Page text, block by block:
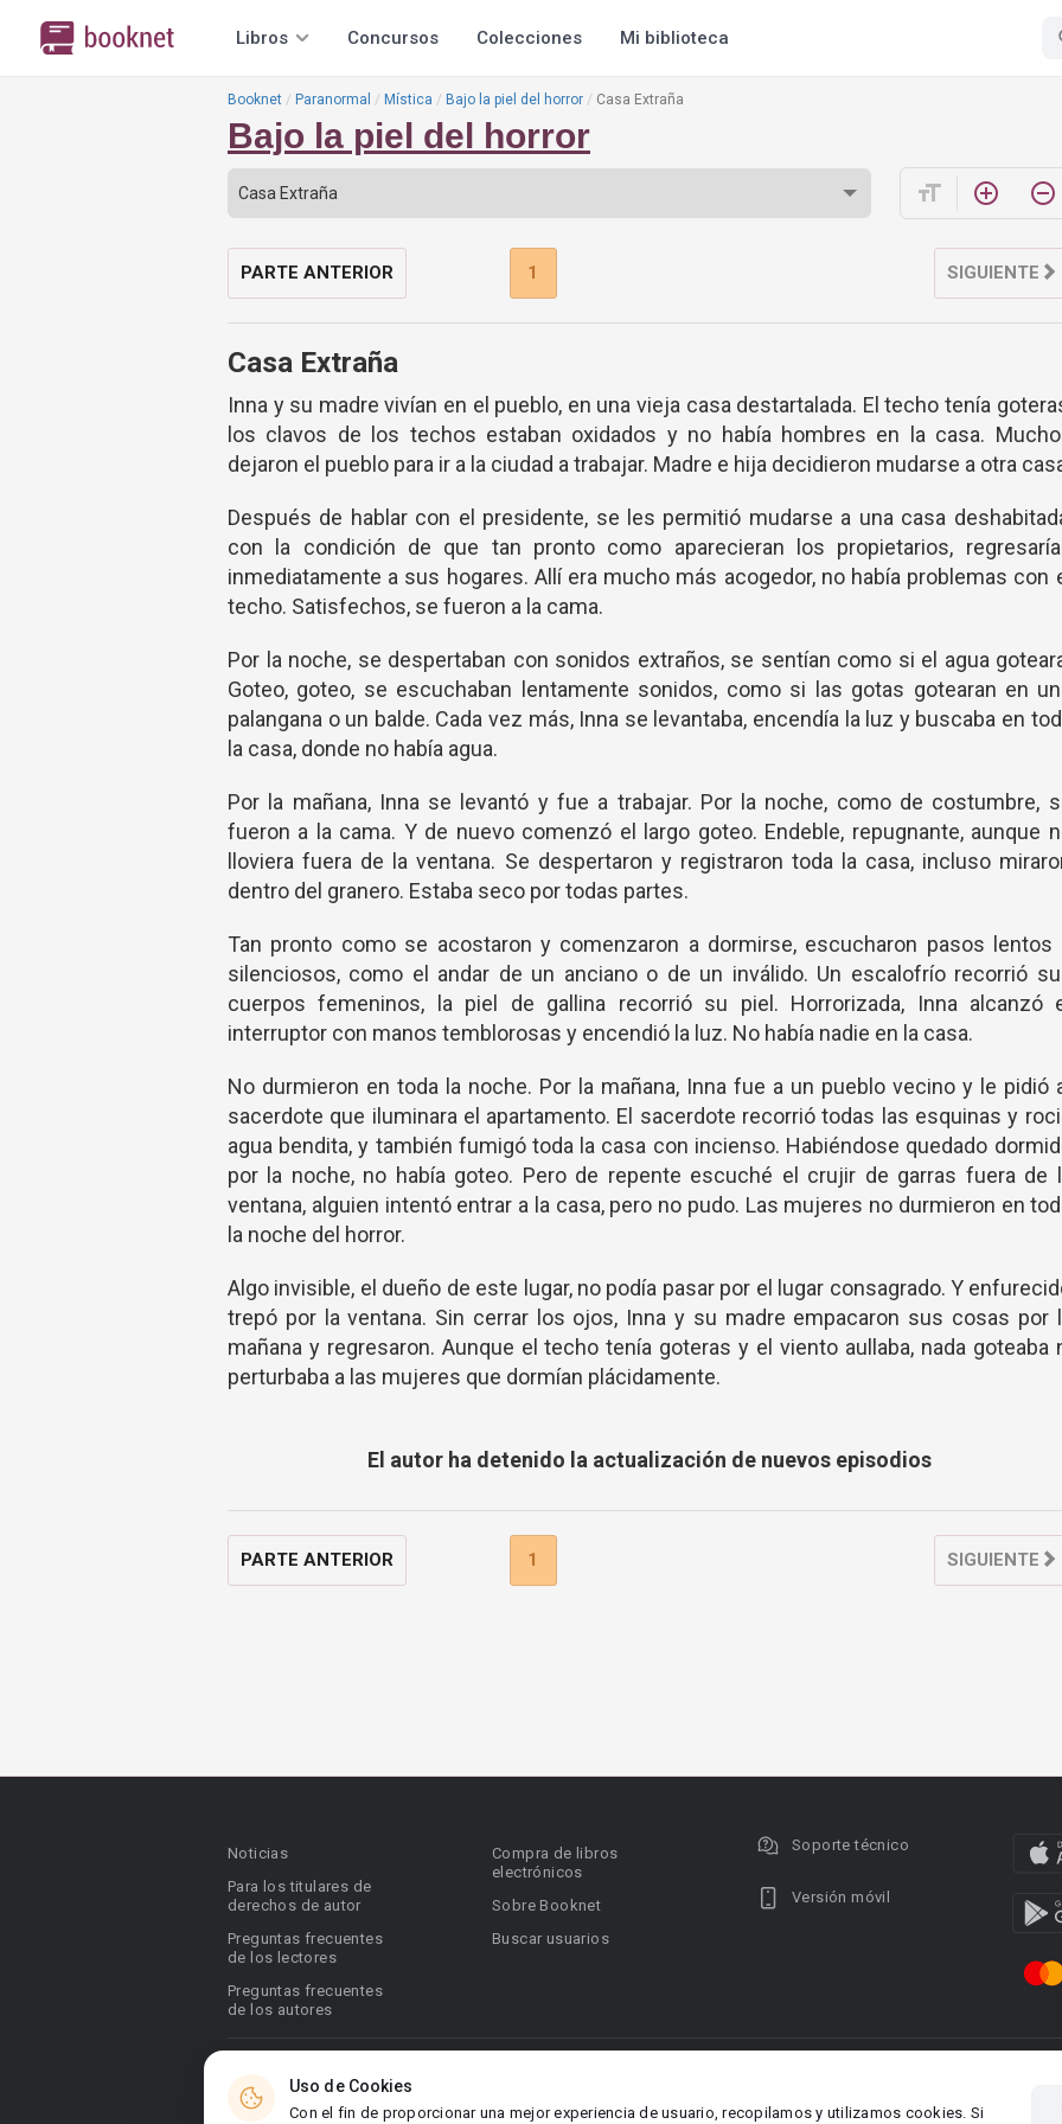
Libros Concursos Colecciones Mi biblioteca
Booknet Paranormal Mística Bajo la piel del horror Casa Extraña
Bajo la piel del horror
format_size add_circle_outline remove_circle_outline
PARTE ANTERIOR 1 SIGUIENTE
Casa Extraña
Inna y su madre vivían en el pueblo, en una vieja casa destartalada. El techo tenía
los clavos de los techos estaban oxidados y no había hombres en la casa.
dejaron el pueblo para ir a la ciudad a trabajar. Madre e hija decidieron mudarse a otra
Después de hablar con el presidente, se les permitió mudarse a una casa
con la condición de que tan pronto como aparecieran los propietarios,
inmediatamente a sus hogares. Allí era mucho más acogedor, no había problemas con
techo. Satisfechos, se fueron a la cama.
Por la noche, se despertaban con sonidos extraños, se sentían como si el agua
Goteo, goteo, se escuchaban lentamente sonidos, como si las gotas gotearan en
palangana o un balde. Cada vez más, Inna se levantaba, encendía la luz y buscaba en
la casa, donde no había agua.
Por la mañana, Inna se levantó y fue a trabajar. Por la noche, como de costumbre,
fueron a la cama. Y de nuevo comenzó el largo goteo. Endeble, repugnante, aunque
lloviera fuera de la ventana. Se despertaron y registraron toda la casa, incluso
dentro del granero. Estaba seco por todas partes.
Tan pronto como se acostaron y comenzaron a dormirse, escucharon pasos lentos
silenciosos, como el andar de un anciano o de un inválido. Un escalofrío recorrió
cuerpos femeninos, la piel de gallina recorrió su piel. Horrorizada, Inna alcanzó
interruptor con manos temblorosas y encendió la luz. No había nadie en la casa.
No durmieron en toda la noche. Por la mañana, Inna fue a un pueblo vecino y le pidió
sacerdote que iluminara el apartamento. El sacerdote recorrió todas las esquinas y
agua bendita, y también fumigó toda la casa con incienso. Habiéndose quedado
por la noche, no había goteo. Pero de repente escuché el crujir de garras fuera de
ventana, alguien intentó entrar a la casa, pero no pudo. Las mujeres no durmieron en
la noche del horror.
Algo invisible, el dueño de este lugar, no podía pasar por el lugar consagrado. Y
trepó por la ventana. Sin cerrar los ojos, Inna y su madre empacaron sus cosas por
mañana y regresaron. Aunque el techo tenía goteras y el viento aullaba, nada goteaba
perturbaba a las mujeres que dormían plácidamente.
El autor ha detenido la actualización de nuevos episodios
PARTE ANTERIOR 1 SIGUIENTE
Uso de Cookies
Con el fin de proporcionar una mejor experiencia de usuario, recopilamos y utilizamos cookies. Si
Noticias
Para los titulares de
derechos de autor
Preguntas frecuentes
de los lectores
Preguntas frecuentes
de los autores
Compra de libros
electrónicos
Sobre Booknet
Buscar usuarios
Soporte técnico
Versión móvil
© 2026 Booknet. Todos los derechos reservados.
Dirección comercial: Griva Digeni 51, oficina 1, Larnaca,
Área RR.PP.: pr@booknet.com